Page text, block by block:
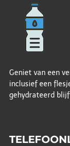
Geniet van een
inclusief een
gehydrateerd